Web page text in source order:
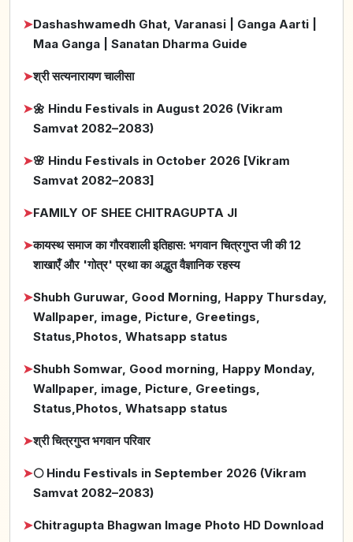
➤Dashashwamedh Ghat, Varanasi | Ganga Aarti |
Maa Ganga | Sanatan Dharma Guide
➤श्री सत्यनारायण चालीसा
➤🌼 Hindu Festivals in August 2026 (Vikram
Samvat 2082–2083)
➤🌸 Hindu Festivals in October 2026 [Vikram
Samvat 2082–2083]
➤FAMILY OF SHEE CHITRAGUPTA JI
➤कायस्थ समाज का गौरवशाली इतिहास: भगवान चित्रगुप्त जी की 12
शाखाएँ और 'गोत्र' प्रथा का अद्भुत वैज्ञानिक रहस्य
➤Shubh Guruwar, Good Morning, Happy Thursday,
Wallpaper, image, Picture, Greetings,
Status,Photos, Whatsapp status
➤Shubh Somwar, Good morning, Happy Monday,
Wallpaper, image, Picture, Greetings,
Status,Photos, Whatsapp status
➤श्री चित्रगुप्त भगवान परिवार
➤🌕 Hindu Festivals in September 2026 (Vikram
Samvat 2082–2083)
➤Chitragupta Bhagwan Image Photo HD Download